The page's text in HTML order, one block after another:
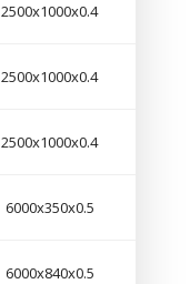
2500х1000х0.4
2500х1000х0.4
2500х1000х0.4
6000х350х0.5
6000х840х0.5